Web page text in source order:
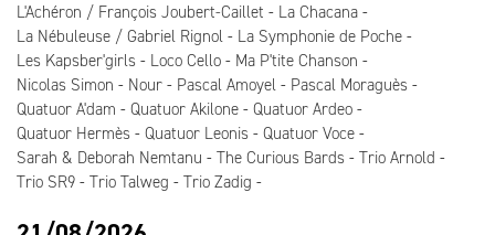
L'Achéron / François Joubert-Caillet
La Chacana
La Nébuleuse / Gabriel Rignol
La Symphonie de Poche
Les Kapsber'girls
Loco Cello
Ma P'tite Chanson
Nicolas Simon
Nour Pascal Amoyel
Pascal Moraguès
Quatuor A'dam
Quatuor Akilone
Quatuor Ardeo
Quatuor Hermès
Quatuor Leonis
Quatuor Voce
Sarah & Deborah Nemtanu
The Curious Bards
Trio Arnold
Trio SR9
Trio Talweg Trio Zadig